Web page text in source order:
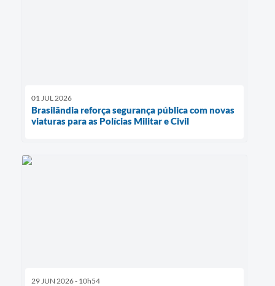
01 JUL 2026
Brasilândia reforça segurança pública com novas
viaturas para as Polícias Militar e Civil
29 JUN 2026 - 10h54